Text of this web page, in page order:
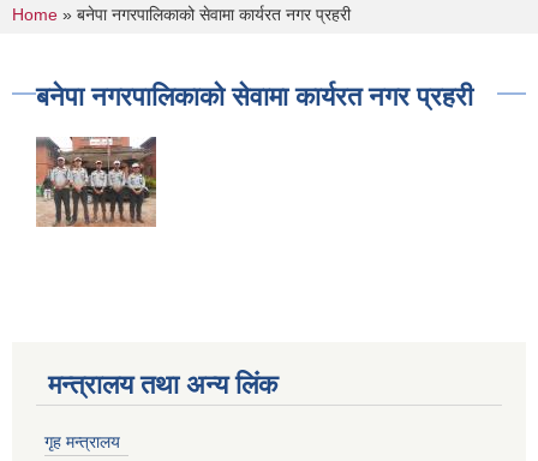
You are here
Home » बनेपा नगरपालिकाको सेवामा कार्यरत नगर प्रहरी
बनेपा नगरपालिकाको सेवामा कार्यरत नगर प्रहरी
मन्त्रालय तथा अन्य लिंक
गृह मन्त्रालय